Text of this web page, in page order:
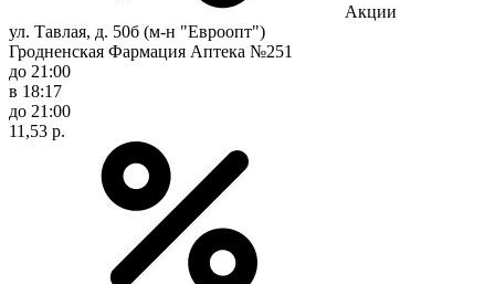
Акции
ул. Тавлая, д. 50б (м-н "Евроопт")
Гродненская Фармация Аптека №251
до 21:00
в 18:17
до 21:00
11,53 р.